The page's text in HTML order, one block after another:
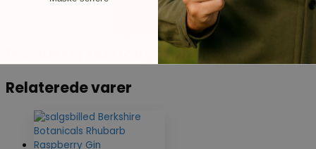
Tilmeld
Produkter du tidligere har set
Relaterede varer